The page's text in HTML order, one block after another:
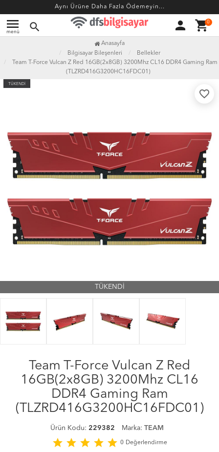
Aynı Ürüne Daha Fazla Ödemeyin...
menu
menü search person shopping_cart0
Anasayfa
Bilgisayar Bileşenleri
Bellekler
Team T-Force Vulcan Z Red 16GB(2x8GB) 3200Mhz CL16 DDR4 Gaming Ram
(TLZRD416G3200HC16FDC01)
TÜKENDİ
favorite_border
TÜKENDİ
Team T-Force Vulcan Z Red
16GB(2x8GB) 3200Mhz CL16
DDR4 Gaming Ram
(TLZRD416G3200HC16FDC01)
Ürün Kodu: 229382 Marka: TEAM
star star star star star 0 Değerlendirme